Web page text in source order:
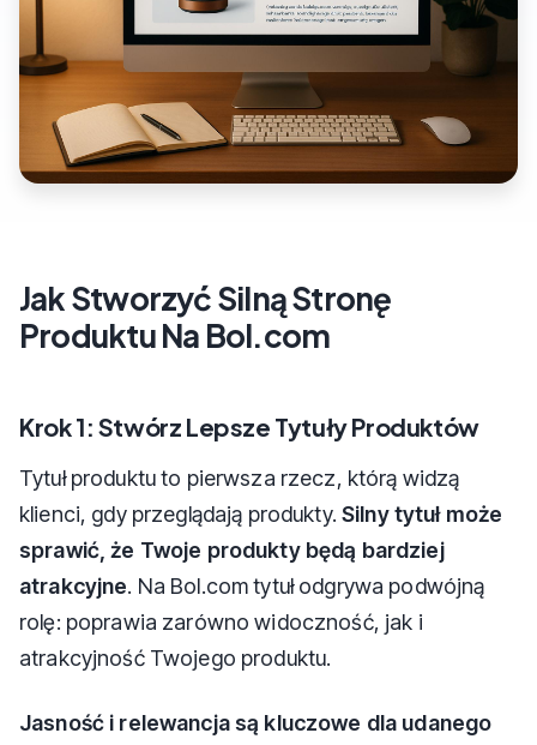
Jak Stworzyć Silną Stronę
Produktu Na Bol.com
Krok 1: Stwórz Lepsze Tytuły Produktów
Tytuł produktu to pierwsza rzecz, którą widzą
klienci, gdy przeglądają produkty.Silny tytuł może
sprawić, że Twoje produkty będą bardziej
atrakcyjne. Na Bol.com tytuł odgrywa podwójną
rolę: poprawia zarówno widoczność, jak i
atrakcyjność Twojego produktu.
Jasność i relewancja są kluczowe dla udanego